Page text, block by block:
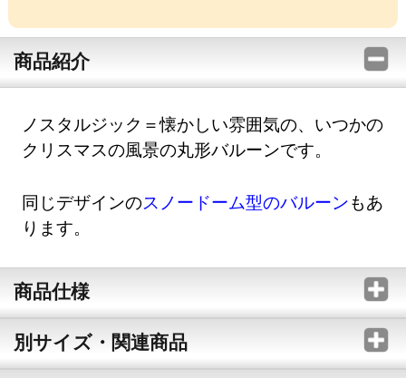
商品紹介
ノスタルジック＝懐かしい雰囲気の、いつかの
クリスマスの風景の丸形バルーンです。
同じデザインのスノードーム型のバルーンもあ
ります。
商品仕様
別サイズ・関連商品